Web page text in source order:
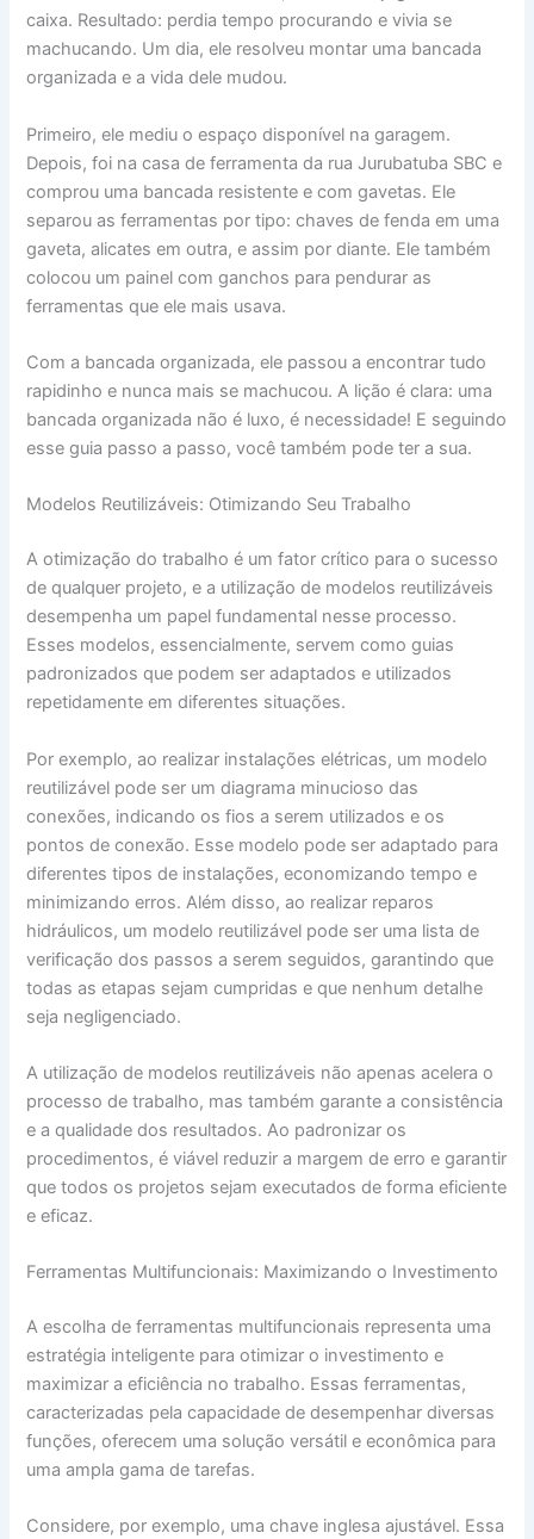
caixa. Resultado: perdia tempo procurando e vivia se
machucando. Um dia, ele resolveu montar uma bancada
organizada e a vida dele mudou.
Primeiro, ele mediu o espaço disponível na garagem.
Depois, foi na casa de ferramenta da rua Jurubatuba SBC e
comprou uma bancada resistente e com gavetas. Ele
separou as ferramentas por tipo: chaves de fenda em uma
gaveta, alicates em outra, e assim por diante. Ele também
colocou um painel com ganchos para pendurar as
ferramentas que ele mais usava.
Com a bancada organizada, ele passou a encontrar tudo
rapidinho e nunca mais se machucou. A lição é clara: uma
bancada organizada não é luxo, é necessidade! E seguindo
esse guia passo a passo, você também pode ter a sua.
Modelos Reutilizáveis: Otimizando Seu Trabalho
A otimização do trabalho é um fator crítico para o sucesso
de qualquer projeto, e a utilização de modelos reutilizáveis
desempenha um papel fundamental nesse processo.
Esses modelos, essencialmente, servem como guias
padronizados que podem ser adaptados e utilizados
repetidamente em diferentes situações.
Por exemplo, ao realizar instalações elétricas, um modelo
reutilizável pode ser um diagrama minucioso das
conexões, indicando os fios a serem utilizados e os
pontos de conexão. Esse modelo pode ser adaptado para
diferentes tipos de instalações, economizando tempo e
minimizando erros. Além disso, ao realizar reparos
hidráulicos, um modelo reutilizável pode ser uma lista de
verificação dos passos a serem seguidos, garantindo que
todas as etapas sejam cumpridas e que nenhum detalhe
seja negligenciado.
A utilização de modelos reutilizáveis não apenas acelera o
processo de trabalho, mas também garante a consistência
e a qualidade dos resultados. Ao padronizar os
procedimentos, é viável reduzir a margem de erro e garantir
que todos os projetos sejam executados de forma eficiente
e eficaz.
Ferramentas Multifuncionais: Maximizando o Investimento
A escolha de ferramentas multifuncionais representa uma
estratégia inteligente para otimizar o investimento e
maximizar a eficiência no trabalho. Essas ferramentas,
caracterizadas pela capacidade de desempenhar diversas
funções, oferecem uma solução versátil e econômica para
uma ampla gama de tarefas.
Considere, por exemplo, uma chave inglesa ajustável. Essa